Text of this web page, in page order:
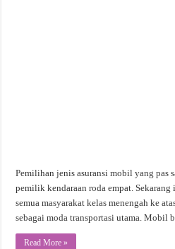
Pemilihan jenis asuransi mobil yang pas
pemilik kendaraan roda empat.
semua masyarakat kelas menengah ke
sebagai moda transportasi utama. Mobil
Read More »